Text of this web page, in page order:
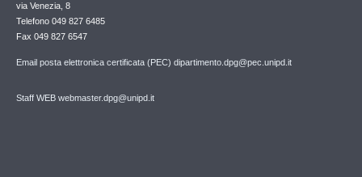
via Venezia, 8
Telefono 049 827 6485
Fax 049 827 6547
Email posta elettronica certificata (PEC) dipartimento.dpg@pec.unipd.it
Staff WEB webmaster.dpg@unipd.it